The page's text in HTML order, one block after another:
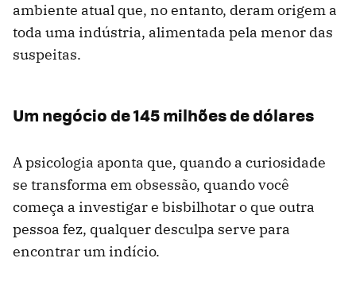
ambiente atual que, no entanto, deram origem a
toda uma indústria, alimentada pela menor das
suspeitas.
Um negócio de 145 milhões de dólares
A psicologia aponta que, quando a curiosidade
se transforma em obsessão, quando você
começa a investigar e bisbilhotar o que outra
pessoa fez, qualquer desculpa serve para
encontrar um indício.